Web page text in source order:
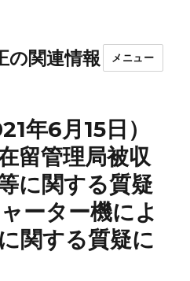
の関連情報 メニュー
年6月15日）
留管理局被収
に関する質疑
ーター機によ
関する質疑に